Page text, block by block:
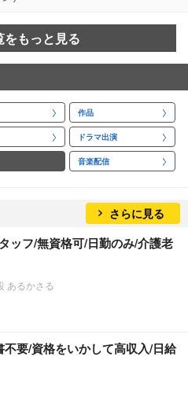
をもっと見る
作品
ドラマ出演
音楽配信
さらに見る
ッフ/無資格可/日勤のみ/介護老
あるかさる
要/資格をいかして高収入/日給